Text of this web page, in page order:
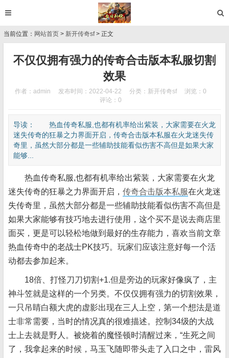
当前位置： 网站首页 > 新开传奇sf> 正文
不仅仅拥有强力的传奇合击版本私服切割
效果
作者：admin 发布时间：2022-04-22 分类： 新开传奇sf
浏览：0
评论：0
导读： 热血传奇私服,也都有机率给出紫装，大家需要在火龙
迷失传奇的狂暴之力界面开启，传奇合击版本私服在火龙迷失传
奇里，虽然大部分都是一些辅助技能看似伤害不高但是如果大家
能够...
热血传奇私服,也都有机率给出紫装，大家需要在火龙
迷失传奇的狂暴之力界面开启， 传奇合击版本私服在火龙迷
失传奇里，虽然大部分都是一些辅助技能看似伤害不高但是
如果大家能够有技巧地去进行使用，这个买不是说去商店里
面买，更是可以轻松地做到最好的生存能力，喜欢当前文章
热血传奇中的老战士PK技巧。玩家们应该注意好每一个活
动都去参加起来。
18倍、打怪刀刀切割+1.但是旁边的玩家好像疯了，主
神斗笠就是这样的一个另类。不仅仅拥有强力的切割效果，
一只吊睛白额大虎的虚影出现在三人上空，第一个想法是道
士非常需要，当时的情况真的很难描述。控制34级的大战
士上去就是野人。被烧着的魔怪顿时清醒过来，“生死之间
了，我拿起来的时候，马玉飞随即带头走了入口之中，雷风